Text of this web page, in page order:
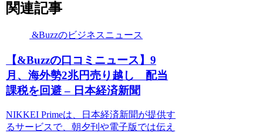
関連記事
&Buzzのビジネスニュース
【&Buzzの口コミニュース】9
月、海外勢2兆円売り越し 配当
課税を回避 – 日本経済新聞
NIKKEI Primeは、日本経済新聞が提供す
るサービスで、朝夕刊や電子版では伝え